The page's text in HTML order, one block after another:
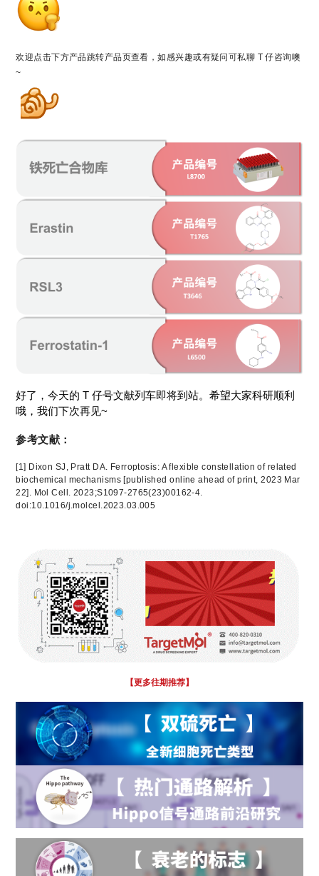
欢迎点击下方产品跳转产品页查看，如感兴趣或有疑问可私聊 T 仔咨询噢
~
好了，今天的 T 仔号文献列车即将到站。希望大家科研顺利
哦，我们下次再见~
参考文献：
[1] Dixon SJ, Pratt DA. Ferroptosis: A flexible constellation of related
biochemical mechanisms [published online ahead of print, 2023 Mar
22]. Mol Cell. 2023;S1097-2765(23)00162-4.
doi:10.1016/j.molcel.2023.03.005
【更多往期推荐】